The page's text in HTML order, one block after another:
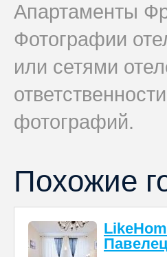
Апартаменты
Фотографии
или сетями
фотографий.
Похожие